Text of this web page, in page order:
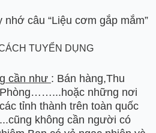
nhớ câu “Liệu cơm gắp mắm”
cần như : Bán hàng,Thu
Phòng……...hoặc những nơi
tỉnh thành trên toàn quốc
không cần người có